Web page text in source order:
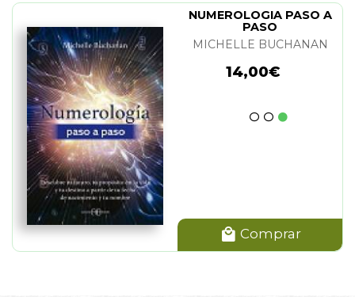
NUMEROLOGIA PASO A
PASO
MICHELLE BUCHANAN
14,00€
Comprar